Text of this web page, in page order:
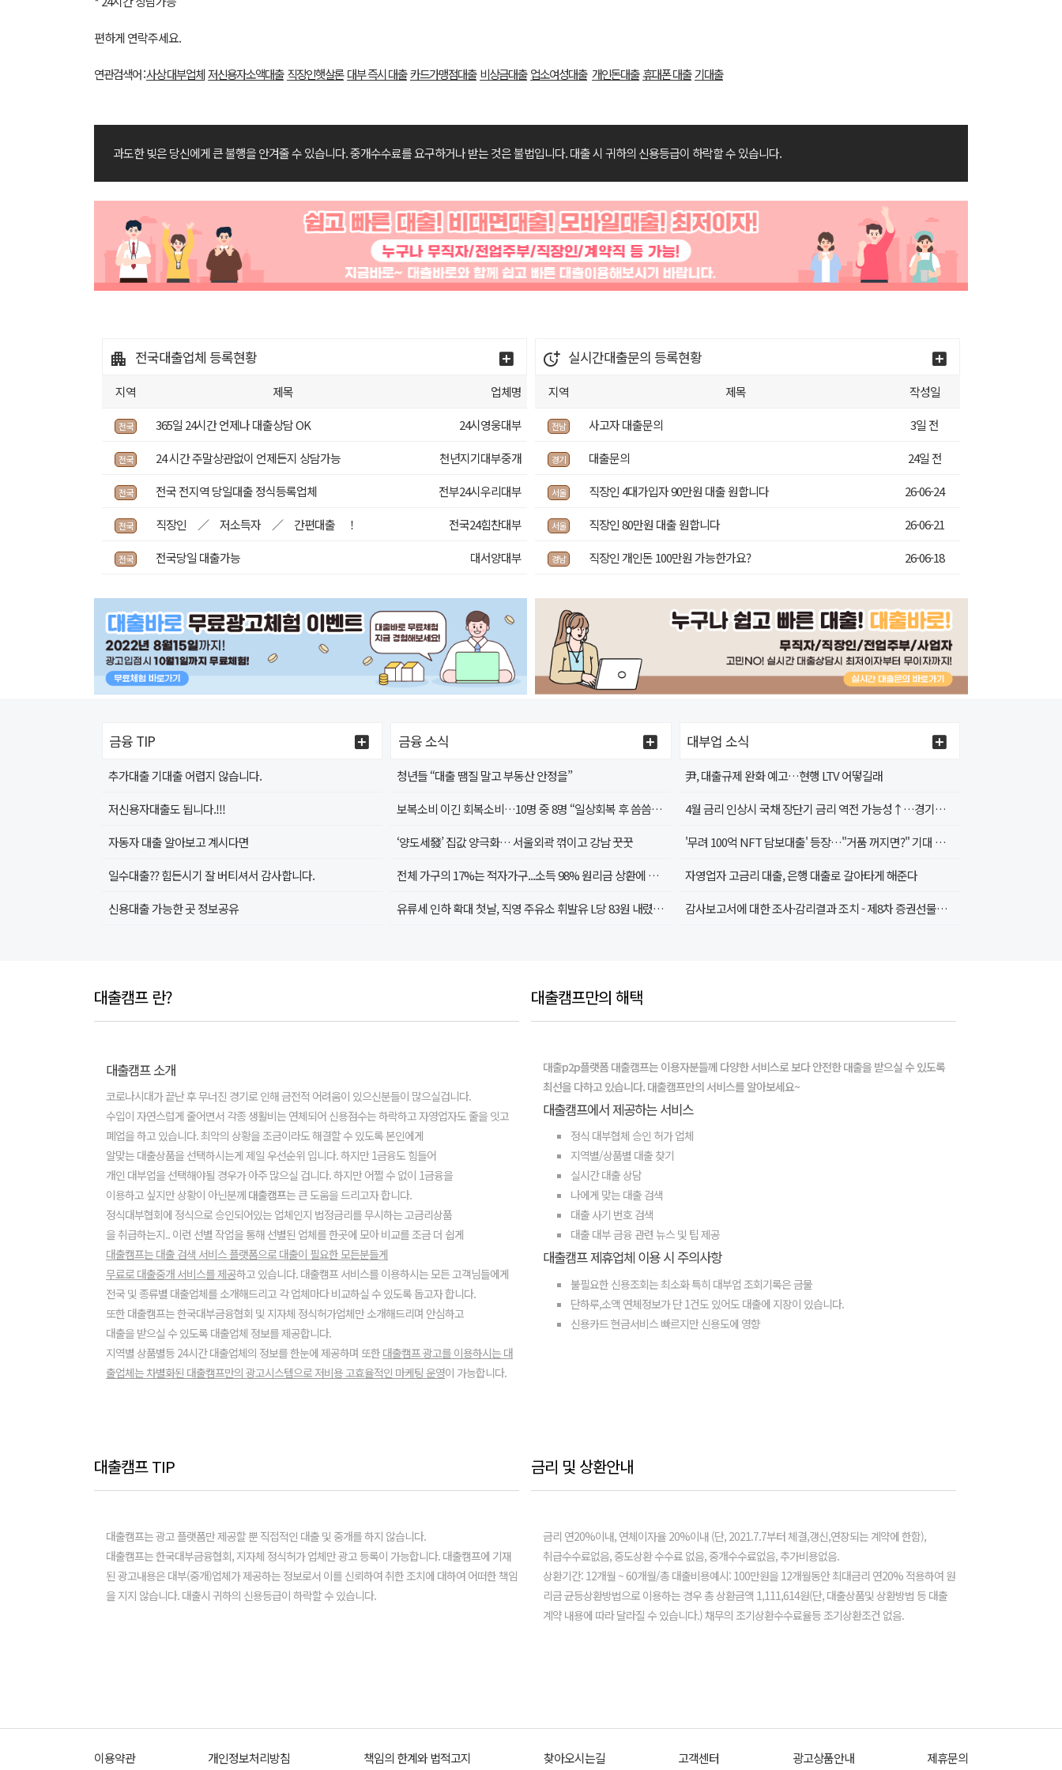
편하게 연락주세요.
연관검색어 :사상 대부업체저신용자소액대출 직장인햇살론 대부 즉시 대출카드가맹점대출 비상금대출 업소여성대출 개인돈대출휴대폰 대출기대출
과도한 빚은 당신에게 큰 불행을 안겨줄 수 있습니다.중개수수료를 요구하거나 받는 것은 불법입니다.대출 시 귀하의 신용등급이 하락할 수 있습니다.
전국대출업체 등록현황 실시간대출문의 등록현황
지역 제목 업체명
전국 365일 24시간 언제나 대출상담 OK 24시영웅대부
전국 24 시간 주말상관없이 언제든지 상담가능 천년지기대부중개
전국 전국 전지역 당일대출 정식등록업체 전부24시우리대부
전국 직장인 ／ 저소득자 ／ 간편대출 ！ 전국24힘찬대부
전국 전국당일 대출가능 대서양대부
지역 제목 작성일
전남 사고자 대출문의 3일 전
경기 대출문의 24일 전
서울 직장인 4대가입자 90만원 대출 원합니다 26-06-24
서울 직장인 80만원 대출 원합니다 26-06-21
경남 직장인 개인돈 100만원 가능한가요? 26-06-18
금융 TIP 금융 소식 대부업 소식
추가대출 기대출 어렵지 않습니다.
저신용자대출도 됩니다.!!!
자동자 대출 알아보고 계시다면
일수대출?? 힘든시기 잘 버티셔서 감사합니다.
신용대출 가능한 곳 정보공유
청년들 “대출 땜질 말고 부동산 안정을”
보복소비 이긴 회복소비…10명 중 8명 “일상회복 후 씀씀이 커져”
‘양도세發’ 집값 양극화… 서울외곽 꺾이고 강남 꿋꿋
전체 가구의 17%는 적자가구...소득 98% 원리금 상환에 지출
유류세 인하 확대 첫날, 직영 주유소 휘발유 L당 83원 내렸지만…
尹, 대출규제 완화 예고…현행 LTV 어떻길래
4월 금리 인상시 국채 장단기 금리 역전 가능성↑…경기침체 신호인가?
'무려 100억 NFT 담보대출' 등장…"거품 꺼지면?" 기대 속 우려도
자영업자 고금리 대출, 은행 대출로 갈아타게 해준다
감사보고서에 대한 조사·감리결과 조치 - 제8차 증권선물위원회(4.20.) 조치 의결 -
대출캠프 란? 대출캠프만의 해택
대출캠프 소개
코로나시대가 끝난 후 무너진 경기로 인해 금전적 어려움이 있으신분들이 많으실겁니다.
수입이 자연스럽게 줄어면서 각종 생활비는 연체되어 신용점수는 하락하고 자영업자도 줄을 잇고
폐업을 하고 있습니다. 최악의 상황을 조금이라도 해결할 수 있도록 본인에게
알맞는 대출상품을 선택하시는게 제일 우선순위 입니다. 하지만 1금융도 힘들어
개인 대부업을 선택해야될 경우가 아주 많으실 겁니다. 하지만 어쩔 수 없이 1금융을
이용하고 싶지만 상황이 아닌분께 대출캠프는 큰 도움을 드리고자 합니다.
정식대부협회에 정식으로 승인되어있는 업체인지 법정금리를 무시하는 고금리상품
을 취급하는지.. 이런 선별 작업을 통해 선별된 업체를 한곳에 모아 비교를 조금 더 쉽게
대출캠프는 대출 검색 서비스 플랫폼으로 대출이 필요한 모든분들게
무료로 대출중개 서비스를 제공하고 있습니다. 대출캠프 서비스를 이용하시는 모든 고객님들에게
전국 및 종류별 대출업체를 소개해드리고 각 업체마다 비교하실 수 있도록 돕고자 합니다.
또한 대출캠프는 한국대부금융협회 및 지자체 정식허가업체만 소개해드리며 안심하고
대출을 받으실 수 있도록 대출업체 정보를 제공합니다.
지역별 상품별등 24시간 대출업체의 정보를 한눈에 제공하며 또한 대출캠프 광고를 이용하시는 대
출업체는 차별화된 대출캠프만의 광고시스템으로 저비용 고효율적인 마케팅 운영이 가능합니다.
대출p2p플랫폼 대출캠프는 이용자분들께 다양한 서비스로 보다 안전한 대출을 받으실 수 있도록
최선을 다하고 있습니다. 대출캠프만의 서비스를 알아보세요~
대출캠프에서 제공하는 서비스
정식 대부협체 승인 허가 업체
지역별/상품별 대출 찾기
실시간 대출 상담
나에게 맞는 대출 검색
대출 사기 번호 검색
대출 대부 금융 관련 뉴스 및 팁 제공
대출캠프 제휴업체 이용 시 주의사항
불필요한 신용조회는 최소화 특히 대부업 조회기록은 금물
단하루,소액 연체정보가 단 1건도 있어도 대출에 지장이 있습니다.
신용카드 현금서비스 빠르지만 신용도에 영향
대출캠프 TIP 금리 및 상환안내
대출캠프는 광고 플랫폼만 제공할 뿐 직접적인 대출 및 중개를 하지 않습니다.
대출캠프는 한국대부금융협회, 지자체 정식허가 업체만 광고 등록이 가능합니다. 대출캠프에 기재
된 광고내용은 대부(중개)업체가 제공하는 정보로서 이를 신뢰하여 취한 조치에 대하여 어떠한 책임
을 지지 않습니다. 대출시 귀하의 신용등급이 하락할 수 있습니다.
금리 연20%이내, 연체이자율 20%이내 (단, 2021.7.7부터 체결,갱신,연장되는 계약에 한함),
취급수수료없음, 중도상환 수수료 없음, 중개수수료없음, 추가비용없음.
상환기간: 12개월 ~ 60개월/총 대출비용예시: 100만원을 12개월동안 최대금리 연20% 적용하여 원
리금 균등상환방법으로 이용하는 경우 총 상환금액 1,111,614원(단, 대출상품및 상환방법 등 대출
계약 내용에 따라 달라질 수 있습니다.) 채무의 조기상환수수료율등 조기상환조건 없음.
이용약관 개인정보처리방침 책임의 한계와 법적고지 찾아오시는길 고객센터 광고상품안내 제휴문의